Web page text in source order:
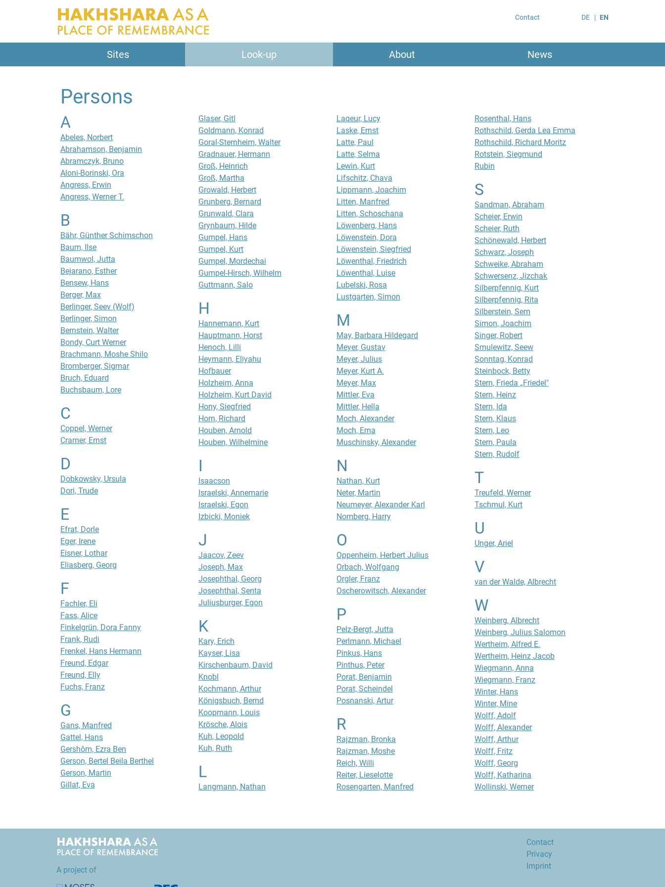
Contact DE EN
Sites Look-up About News
Persons
A
Abeles, Norbert
Abrahamson, Benjamin
Abramczyk, Bruno
Aloni-Borinski, Ora
Angress, Erwin
Angress, Werner T.
B
Bähr, Günther Schimschon
Baum, Ilse
Baumwol, Jutta
Bejarano, Esther
Bensew, Hans
Berger, Max
Berlinger, Seev (Wolf)
Berlinger, Simon
Bernstein, Walter
Bondy, Curt Werner
Brachmann, Moshe Shilo
Bromberger, Sigmar
Bruch, Eduard
Buchsbaum, Lore
C
Coppel, Werner
Cramer, Ernst
D
Dobkowsky, Ursula
Dori, Trude
E
Efrat, Dorle
Eger, Irene
Eisner, Lothar
Eliasberg, Georg
F
Fachler, Eli
Fass, Alice
Finkelgrün, Dora Fanny
Frank, Rudi
Frenkel, Hans Hermann
Freund, Edgar
Freund, Elly
Fuchs, Franz
G
Gans, Manfred
Gattel, Hans
Gershôm, Ezra Ben
Gerson, Bertel Beila Berthel
Gerson, Martin
Gillat, Eva
Glaser, Gitl
Goldmann, Konrad
Goral-Sternheim, Walter
Gradnauer, Hermann
Groß, Heinrich
Groß, Martha
Growald, Herbert
Grunberg, Bernard
Grunwald, Clara
Grynbaum, Hilde
Gumpel, Hans
Gumpel, Kurt
Gumpel, Mordechai
Gumpel-Hirsch, Wilhelm
Guttmann, Salo
H
Hannemann, Kurt
Hauptmann, Horst
Henoch, Lilli
Heymann, Eliyahu
Hofbauer
Holzheim, Anna
Holzheim, Kurt David
Hony, Siegfried
Horn, Richard
Houben, Arnold
Houben, Wilhelmine
I
Isaacson
Israelski, Annemarie
Israelski, Egon
Izbicki, Moniek
J
Jaacov, Zeev
Joseph, Max
Josephthal, Georg
Josephthal, Senta
Juliusburger, Egon
K
Kary, Erich
Kayser, Lisa
Kirschenbaum, David
Knobl
Kochmann, Arthur
Königsbuch, Bernd
Koopmann, Louis
Krösche, Alois
Kuh, Leopold
Kuh, Ruth
L
Langmann, Nathan
Laqeur, Lucy
Laske, Ernst
Latte, Paul
Latte, Selma
Lewin, Kurt
Lifschitz, Chava
Lippmann, Joachim
Litten, Manfred
Litten, Schoschana
Löwenberg, Hans
Löwenstein, Dora
Löwenstein, Siegfried
Löwenthal, Friedrich
Löwenthal, Luise
Lubelski, Rosa
Lustgarten, Simon
M
May, Barbara Hildegard
Meyer, Gustav
Meyer, Julius
Meyer, Kurt A.
Meyer, Max
Mittler, Eva
Mittler, Hella
Moch, Alexander
Moch, Erna
Muschinsky, Alexander
N
Nathan, Kurt
Neter, Martin
Neumeyer, Alexander Karl
Nomberg, Harry
O
Oppenheim, Herbert Julius
Orbach, Wolfgang
Orgler, Franz
Oscherowitsch, Alexander
P
Pelz-Bergt, Jutta
Perlmann, Michael
Pinkus, Hans
Pinthus, Peter
Porat, Benjamin
Porat, Scheindel
Posnanski, Artur
R
Rajzman, Bronka
Rajzman, Moshe
Reich, Willi
Reiter, Lieselotte
Rosengarten, Manfred
Rosenthal, Hans
Rothschild, Gerda Lea Emma
Rothschild, Richard Moritz
Rotstein, Siegmund
Rubin
S
Sandman, Abraham
Scheier, Erwin
Scheier, Ruth
Schönewald, Herbert
Schwarz, Joseph
Schweike, Abraham
Schwersenz, Jizchak
Silberpfennig, Kurt
Silberpfennig, Rita
Silberstein, Sem
Simon, Joachim
Singer, Robert
Smulewitz, Seew
Sonntag, Konrad
Steinbock, Betty
Stern, Frieda „Friedel"
Stern, Heinz
Stern, Ida
Stern, Klaus
Stern, Leo
Stern, Paula
Stern, Rudolf
T
Treufeld, Werner
Tschmul, Kurt
U
Unger, Ariel
V
van der Walde, Albrecht
W
Weinberg, Albrecht
Weinberg, Julius Salomon
Wertheim, Alfred E.
Wertheim, Heinz Jacob
Wiegmann, Anna
Wiegmann, Franz
Winter, Hans
Winter, Mine
Wolff, Adolf
Wolff, Alexander
Wolff, Arthur
Wolff, Fritz
Wolff, Georg
Wolff, Katharina
Wollinski, Werner
A project of
Contact
Privacy
Imprint